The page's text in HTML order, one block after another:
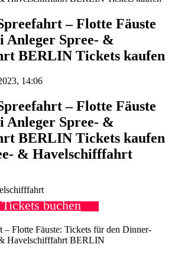
– Flotte Fäuste
Spree- &
BERLIN Tickets kaufen
14:06
– Flotte Fäuste
Spree- &
BERLIN Tickets kaufen
& Havelschifffahrt
buchen
– Flotte Fäuste: Tickets für den Dinner-
Havelschifffahrt BERLIN